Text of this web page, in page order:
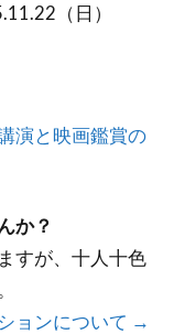
（日）
演と映画鑑賞の
か？
すが、十人十色
ョンについて →